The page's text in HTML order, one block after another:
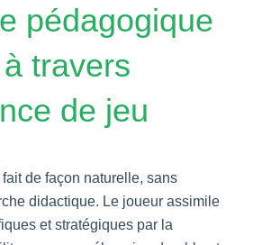
pédagogique
travers
de jeu
fait de façon naturelle, sans
didactique. Le joueur assimile
et stratégiques par la